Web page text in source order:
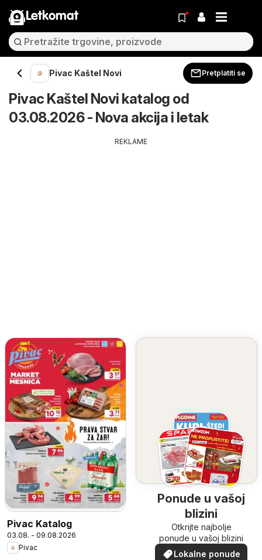
Letkomat
Pivac Kaštel Novi Pretplatiti se
Pivac Kaštel Novi katalog od
03.08.2026 - Nova akcija i letak
REKLAME
Pivac Katalog
03.08. - 09.08.2026
Pivac
Ponude u vašoj
blizini
Otkrijte najbolje
ponude u vašoj blizini
Lokalne ponude